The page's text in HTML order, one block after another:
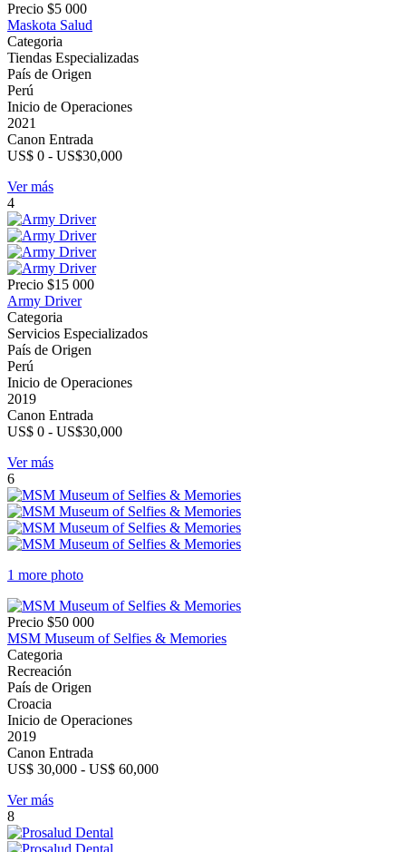
Precio $5 000
Maskota Salud
Categoria
Tiendas Especializadas
País de Origen
Perú
Inicio de Operaciones
2021
Canon Entrada
US$ 0 - US$30,000
Ver más
4
Precio $15 000
Army Driver
Categoria
Servicios Especializados
País de Origen
Perú
Inicio de Operaciones
2019
Canon Entrada
US$ 0 - US$30,000
Ver más
6
1 more photo
Precio $50 000
MSM Museum of Selfies & Memories
Categoria
Recreación
País de Origen
Croacia
Inicio de Operaciones
2019
Canon Entrada
US$ 30,000 - US$ 60,000
Ver más
8